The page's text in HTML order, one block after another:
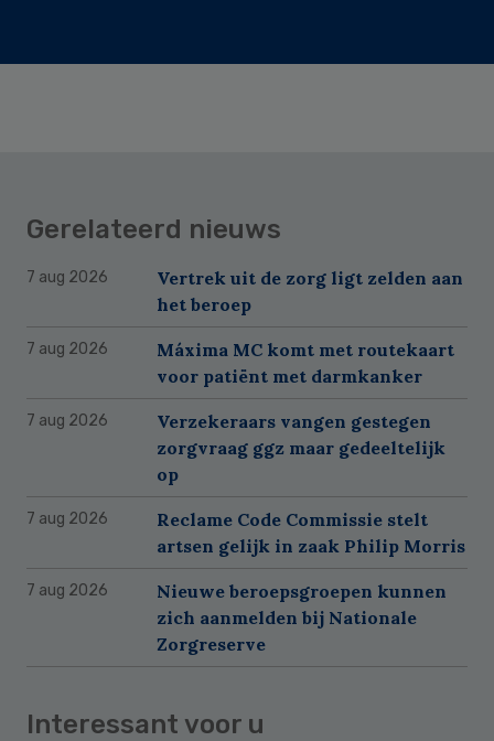
Gerelateerd nieuws
7 aug 2026
Vertrek uit de zorg ligt zelden aan
het beroep
7 aug 2026
Máxima MC komt met routekaart
voor patiënt met darmkanker
7 aug 2026
Verzekeraars vangen gestegen
zorgvraag ggz maar gedeeltelijk
op
7 aug 2026
Reclame Code Commissie stelt
artsen gelijk in zaak Philip Morris
7 aug 2026
Nieuwe beroepsgroepen kunnen
zich aanmelden bij Nationale
Zorgreserve
Interessant voor u